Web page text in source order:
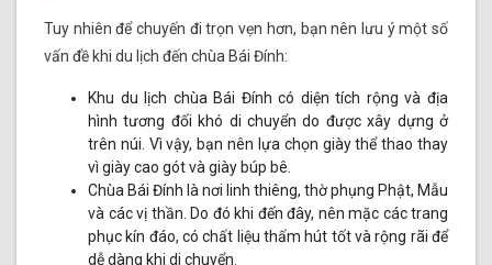
Tuy nhiên để chuyến đi trọn vẹn hơn, bạn nên lưu ý một số
vấn đề khi du lịch đến chùa Bái Đính:
Khu du lịch chùa Bái Đính có diện tích rộng và địa
hình tương đối khó di chuyển do được xây dựng ở
trên núi. Vì vậy, bạn nên lựa chọn giày thể thao thay
vì giày cao gót và giày búp bê.
Chùa Bái Đính là nơi linh thiêng, thờ phụng Phật, Mẫu
và các vị thần. Do đó khi đến đây, nên mặc các trang
phục kín đáo, có chất liệu thấm hút tốt và rộng rãi để
dễ dàng khi di chuyển.